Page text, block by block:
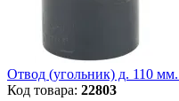
Отвод (угольник) д. 110
Код товара: 22803